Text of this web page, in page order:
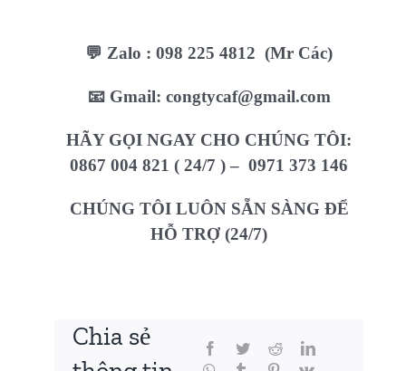
💬 Zalo : 098 225 4812 (Mr Các)
📧 Gmail: congtycaf@gmail.com
HÃY GỌI NGAY CHO CHÚNG TÔI:
0867 004 821 ( 24/7 ) – 0971 373 146
CHÚNG TÔI LUÔN SẴN SÀNG ĐỂ
HỖ TRỢ (24/7)
Chia sẻ